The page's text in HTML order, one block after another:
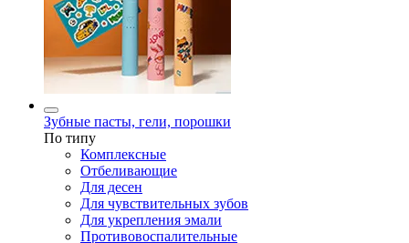
Зубные пасты, гели, порошки
По типу
Комплексные
Отбеливающие
Для десен
Для чувствительных зубов
Для укрепления эмали
Противовоспалительные